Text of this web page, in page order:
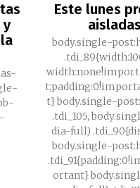
y
Este lunes
body.single-
t} body.single-
.tdi_105,
dia-full)
body.single-
ortant}